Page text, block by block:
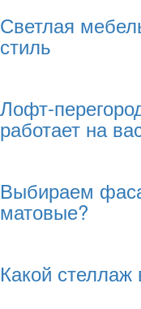
Светлая
стиль
Лофт-
работает на
Выбираем
матовые?
Какой